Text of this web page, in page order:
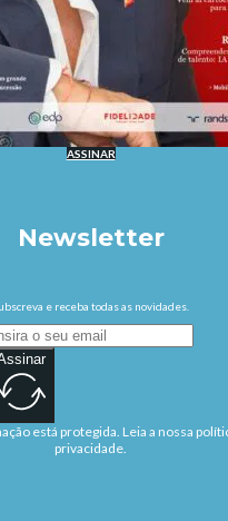
ASSINAR
Newsletter
e receba todas as novidades.
está protegida. Leia a nossa
privacidade.